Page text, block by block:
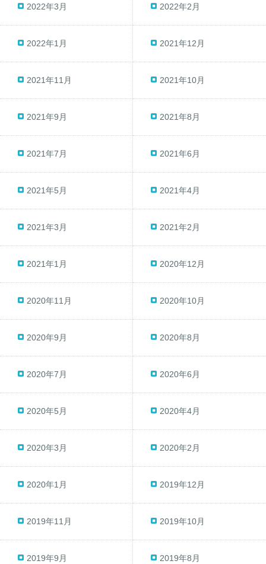
2022年3月 2022年2月
2022年1月 2021年12月
2021年11月 2021年10月
2021年9月 2021年8月
2021年7月 2021年6月
2021年5月 2021年4月
2021年3月 2021年2月
2021年1月 2020年12月
2020年11月 2020年10月
2020年9月 2020年8月
2020年7月 2020年6月
2020年5月 2020年4月
2020年3月 2020年2月
2020年1月 2019年12月
2019年11月 2019年10月
2019年9月 2019年8月